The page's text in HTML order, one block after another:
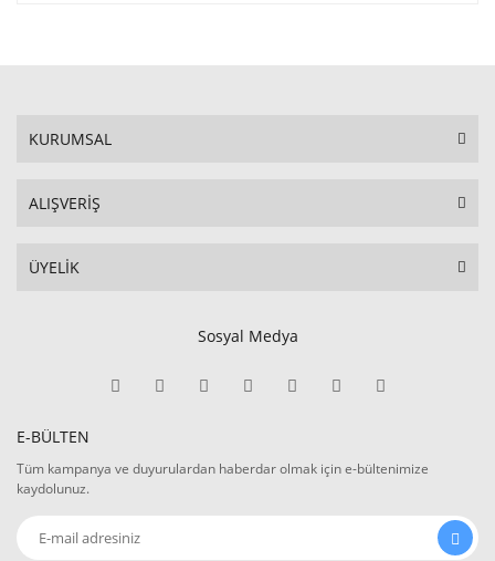
KURUMSAL
ALIŞVERİŞ
ÜYELİK
Sosyal Medya
E-BÜLTEN
Tüm kampanya ve duyurulardan haberdar olmak için e-bültenimize
kaydolunuz.